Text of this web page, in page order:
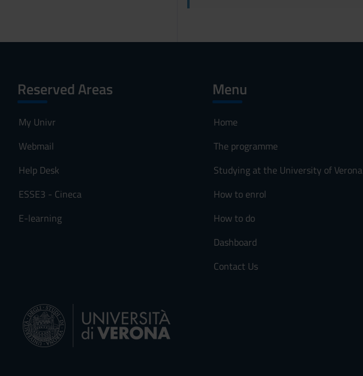
Reserved Areas
My Univr
Webmail
Help Desk
ESSE3 - Cineca
E-learning
Menu
Home
The programme
Studying at the University of Verona
How to enrol
How to do
Dashboard
Contact Us